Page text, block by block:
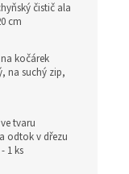
čistič ala
cm
kočárek
na suchý zip,
tvaru
odtok v dřezu
1 ks